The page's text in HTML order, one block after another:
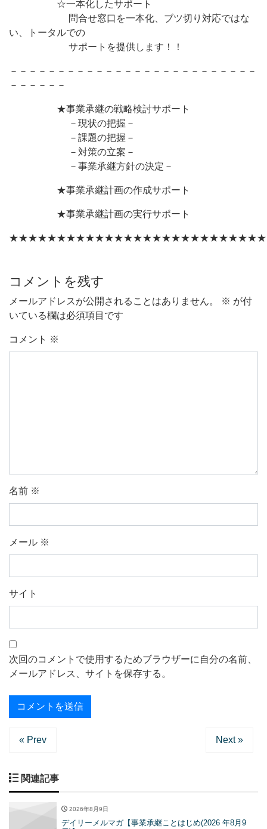
☆一本化したサポート
問合せ窓口を一本化、ブツ切り対応ではな
い、トータルでの
サポートを提供します！！
－－－－－－－－－－－－－－－－－－－－－－－－－－
－－－－－－
★事業承継の戦略検討サポート
－現状の把握－
－課題の把握－
－対策の立案－
－事業承継方針の決定－
★事業承継計画の作成サポート
★事業承継計画の実行サポート
コメントを残す
メールアドレスが公開されることはありません。 ※ が付
いている欄は必須項目です
コメント ※
名前 ※
メール ※
サイト
次回のコメントで使用するためブラウザーに自分の名前、
メールアドレス、サイトを保存する。
« Prev Next »
関連記事
2026年8月9日
デイリーメルマガ【事業承継ことはじめ(2026 年8月9